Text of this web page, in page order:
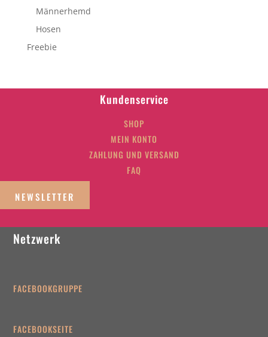
Männerhemd
Hosen
Freebie
Kundenservice
SHOP
MEIN KONTO
ZAHLUNG UND VERSAND
FAQ
NEWSLETTER
Netzwerk
FACEBOOKGRUPPE
FACEBOOKSEITE